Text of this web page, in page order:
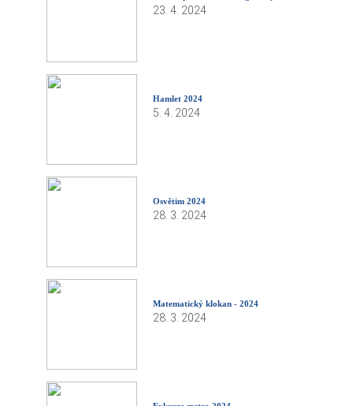
23. 4. 2024
Hamlet 2024
5. 4. 2024
Osvětim 2024
28. 3. 2024
Matematický klokan - 2024
28. 3. 2024